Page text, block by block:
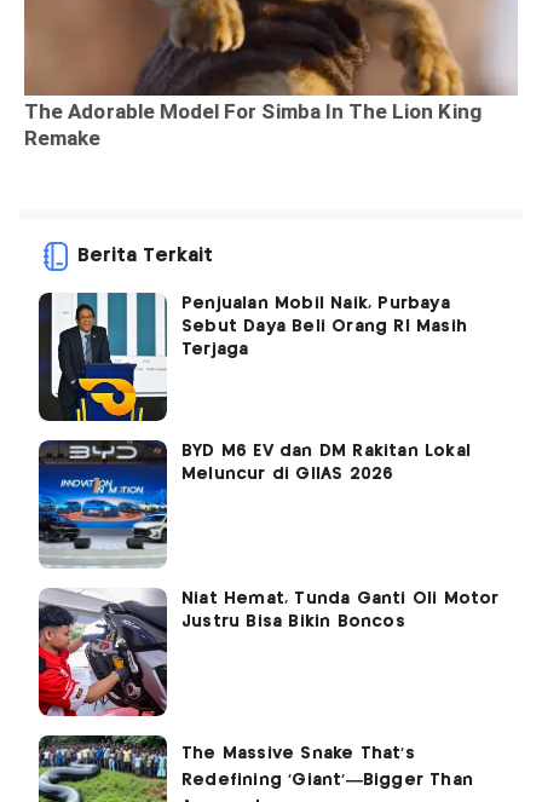
Berita Terkait
Penjualan Mobil Naik, Purbaya
Sebut Daya Beli Orang RI Masih
Terjaga
BYD M6 EV dan DM Rakitan Lokal
Meluncur di GIIAS 2026
Niat Hemat, Tunda Ganti Oli Motor
Justru Bisa Bikin Boncos